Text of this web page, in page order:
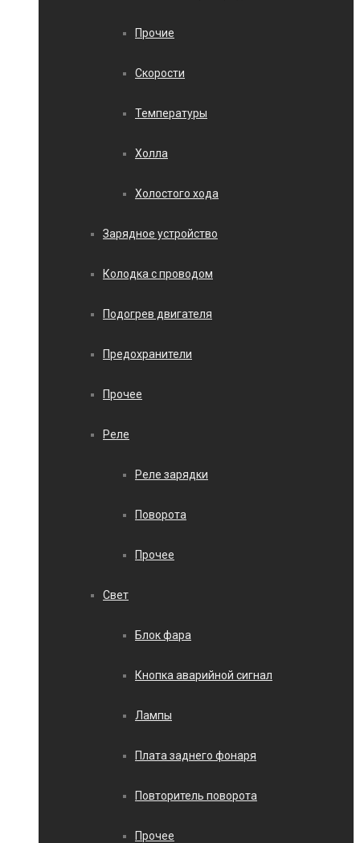
Прочие
Скорости
Температуры
Холла
Холостого хода
Зарядное устройство
Колодка с проводом
Подогрев двигателя
Предохранители
Прочее
Реле
Реле зарядки
Поворота
Прочее
Свет
Блок фара
Кнопка аварийной сигнал
Лампы
Плата заднего фонаря
Повторитель поворота
Прочее